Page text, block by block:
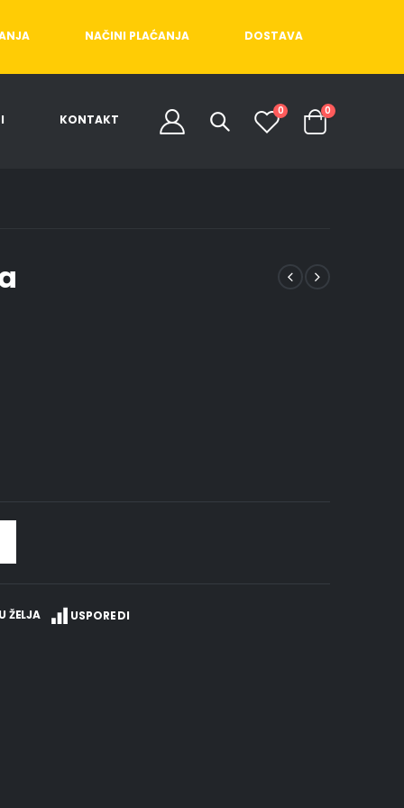
NAČINI PLAĆANJA DOSTAVA
KONTAKT
0 0
ŽELJA USPOREDI